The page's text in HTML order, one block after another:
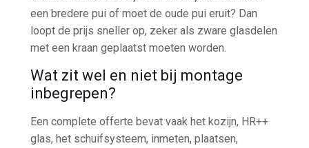
een bredere pui of moet de oude pui eruit? Dan
loopt de prijs sneller op, zeker als zware glasdelen
met een kraan geplaatst moeten worden.
Wat zit wel en niet bij montage
inbegrepen?
Een complete offerte bevat vaak het kozijn, HR++
glas, het schuifsysteem, inmeten, plaatsen,